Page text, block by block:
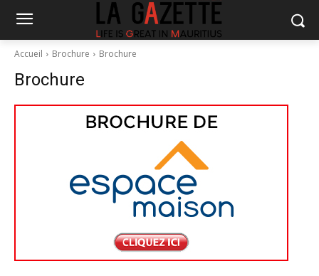
Accueil Brochure Brochure
Brochure